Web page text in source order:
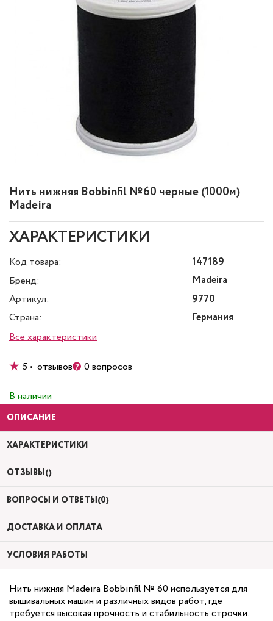
Нить нижняя Bobbinfil №60 черные (1000м)
Madeira
ХАРАКТЕРИСТИКИ
Код товара:
147189
Бренд:
Madeira
Артикул:
9770
Страна:
Германия
Все характеристики
5 • отзывов 0 вопросов
В наличии
ОПИСАНИЕ
ХАРАКТЕРИСТИКИ
ОТЗЫВЫ()
ВОПРОСЫ И ОТВЕТЫ(0)
ДОСТАВКА И ОПЛАТА
УСЛОВИЯ РАБОТЫ
Нить нижняя Madeira Bobbinfil № 60 используется для
вышивальных машин и различных видов работ, где
требуется высокая прочность и стабильность строчки.